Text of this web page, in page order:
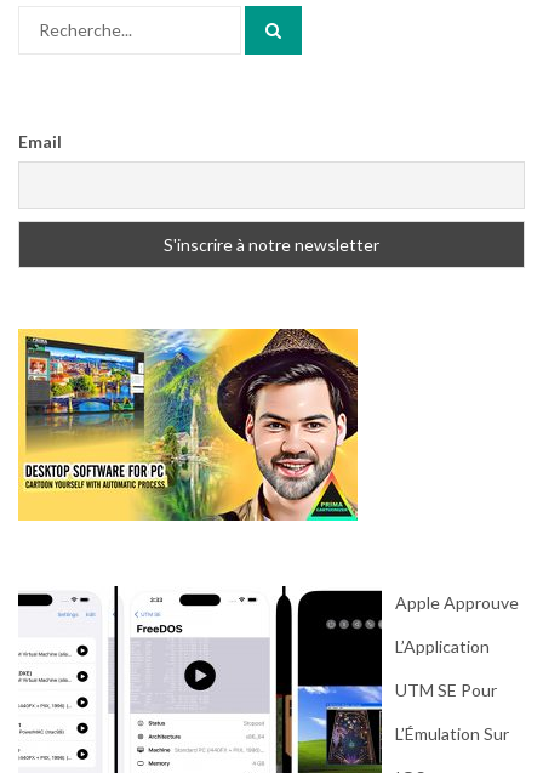
Email
Apple Approuve
L’Application
UTM SE Pour
L’Émulation Sur